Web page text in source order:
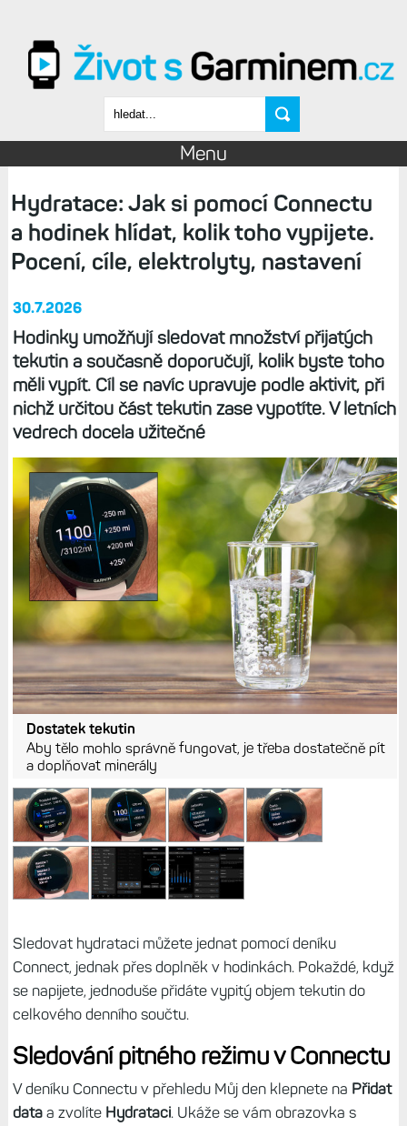
Vyhledávání
Menu
Hydratace: Jak si pomocí Connectu
a hodinek hlídat, kolik toho vypijete.
Pocení, cíle, elektrolyty, nastavení
30.7.2026
Hodinky umožňují sledovat množství přijatých
tekutin a současně doporučují, kolik byste toho
měli vypít. Cíl se navíc upravuje podle aktivit, při
nichž určitou část tekutin zase vypotíte. V letních
vedrech docela užitečné
Dostatek tekutin
Aby tělo mohlo správně fungovat, je třeba dostatečně pít
a doplňovat minerály
Sledovat hydrataci můžete jednat pomocí deníku
Connect, jednak přes doplněk v hodinkách. Pokaždé, když
se napijete, jednoduše přidáte vypitý objem tekutin do
celkového denního součtu.
Sledování pitného režimu v Connectu
V deníku Connectu v přehledu Můj den klepnete na Přidat
dataa zvolíte Hydrataci. Ukáže se vám obrazovka s